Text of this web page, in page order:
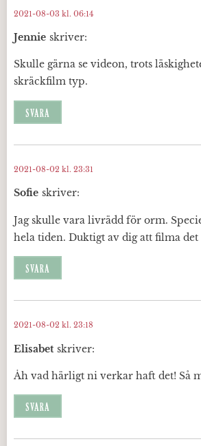
Jennie skriver:
2021-08-03 kl. 06:14
Skulle gärna se videon, trots
skräckfilm typ.
SVARA
Sofie skriver:
2021-08-02 kl. 23:31
Jag skulle vara livrädd för orm.
hela tiden. Duktigt av dig att filma det
SVARA
Elisabet skriver:
2021-08-02 kl. 23:18
Åh vad härligt ni verkar haft det! Så
SVARA